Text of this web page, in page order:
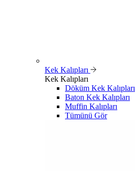
Kek Kalıpları
Kek Kalıpları
Döküm Kek Kalıpları
Baton Kek Kalıpları
Muffin Kalıpları
Tümünü Gör